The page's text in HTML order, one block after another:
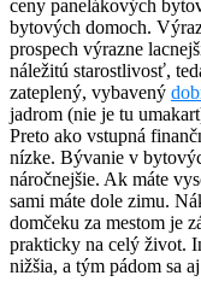
ceny panelákových
bytových domoch.
prospech výrazne
náležitú starostlivosť,
zateplený, vybavený
jadrom (nie je tu
Preto ako vstupná
nízke. Bývanie v
náročnejšie. Ak máte
sami máte dole zimu.
domčeku za mestom je
prakticky na celý život.
nižšia, a tým pádom sa